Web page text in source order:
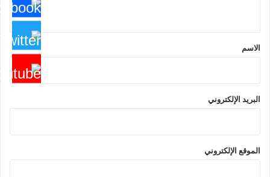
*
الاسم
البريد الإلكتروني
الموقع الإلكتروني